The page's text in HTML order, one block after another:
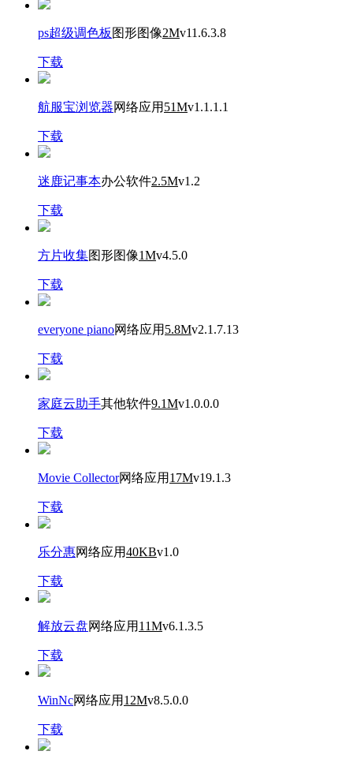
ps超级调色板 图形图像2Mv11.6.3.8
下载
航服宝浏览器网络应用 51Mv1.1.1.1
下载
迷鹿记事本办公软件2.5Mv1.2
下载
方片收集图形图像1Mv4.5.0
下载
everyone piano网络应用 5.8Mv2.1.7.13
下载
家庭云助手其他软件9.1Mv1.0.0.0
下载
Movie Collector网络应用 17Mv19.1.3
下载
乐分惠网络应用40KBv1.0
下载
解放云盘网络应用 11Mv6.1.3.5
下载
WinNc网络应用 12Mv8.5.0.0
下载